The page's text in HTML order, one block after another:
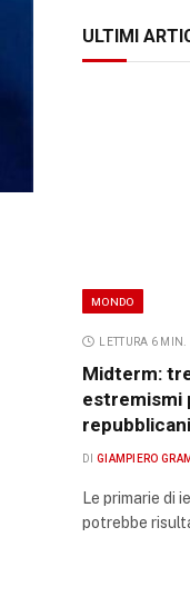
ULTIMI
MONDO
LETTURA 6 MIN.
Midterm:
estremismi
repubblicani
DI GIAMPIERO
Le primarie di
potrebbe